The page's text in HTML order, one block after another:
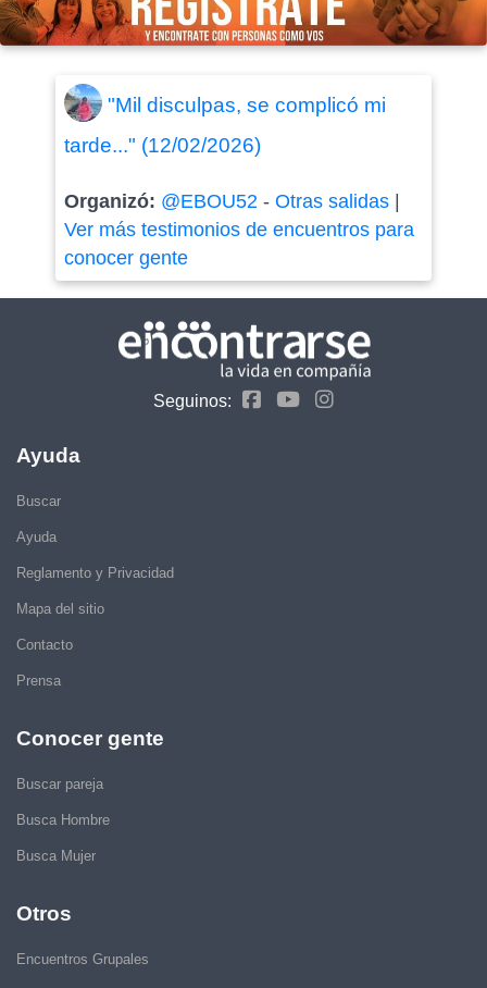
"Mil disculpas, se complicó mi
tarde..." (12/02/2026)
Organizó: @EBOU52 - Otras salidas|
Ver más testimonios de encuentros para
conocer gente
Seguinos:
Ayuda
Buscar
Ayuda
Reglamento y Privacidad
Mapa del sitio
Contacto
Prensa
Conocer gente
Buscar pareja
Busca Hombre
Busca Mujer
Otros
Encuentros Grupales